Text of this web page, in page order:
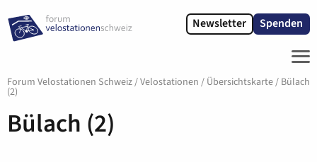
Newsletter Spenden
Forum Velostationen Schweiz/Velostationen / Übersichtskarte/ Bülach
(2)
Bülach (2)